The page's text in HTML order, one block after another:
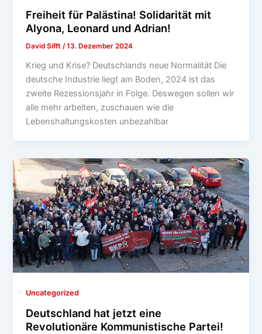
Freiheit für Palästina! Solidarität mit
Alyona, Leonard und Adrian!
David Sifft /13. Dezember 2024
Krieg und Krise? Deutschlands neue Normalität Die
deutsche Industrie liegt am Boden, 2024 ist das
zweite Rezessionsjahr in Folge. Deswegen sollen wir
alle mehr arbeiten, zuschauen wie die
Lebenshaltungskosten unbezahlbar
Uncategorized
Deutschland hat jetzt eine
Revolutionäre Kommunistische Partei!